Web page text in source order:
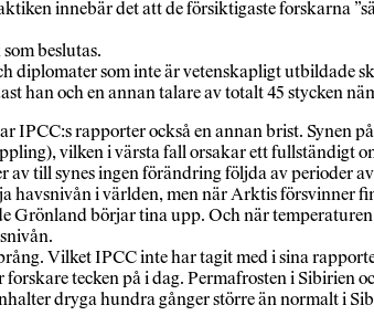
innebär det att de försiktigaste forskarna
beslutas.
diplomater som inte är vetenskapligt utbildade
han och en annan talare av totalt 45 stycken
IPCC:s rapporter också en annan brist. Synen
vilken i värsta fall orsakar ett fullständigt
till synes ingen förändring följda av perioder
havsnivån i världen, men när Arktis försvinner
börjar tina upp. Och när
Vilket IPCC inte har tagit med i sina
tecken på i dag. Permafrosten i
dryga hundra gånger större än normalt i